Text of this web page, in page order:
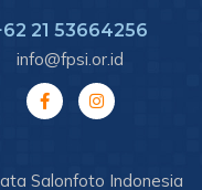
21 53664256
info@fpsi.or.id
Salonfoto Indonesia